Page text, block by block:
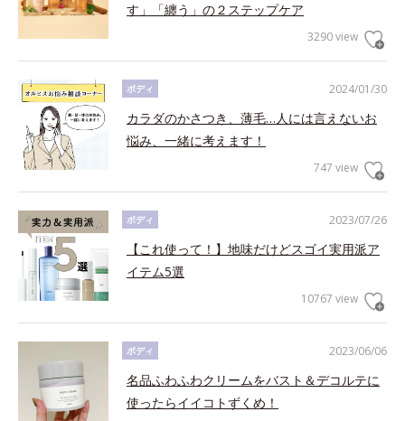
す」「纏う」の２ステップケア
3290 view
2024/01/30
ボディ
カラダのかさつき、薄毛…人には言えないお
悩み、一緒に考えます！
747 view
2023/07/26
ボディ
【これ使って！】地味だけどスゴイ実用派ア
イテム5選
10767 view
2023/06/06
ボディ
名品ふわふわクリームをバスト＆デコルテに
使ったらイイコトずくめ！